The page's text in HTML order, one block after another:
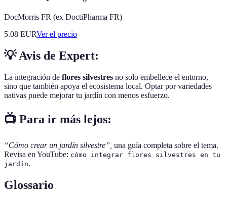
DocMorris FR (ex DoctiPharma FR)
5.08 EURVer el precio
💡 Avis de Expert:
La integración de flores silvestres no solo embellece el entorno,
sino que también apoya el ecosistema local. Optar por variedades
nativas puede mejorar tu jardín con menos esfuerzo.
📺 Para ir más lejos:
“Cómo crear un jardín silvestre”, una guía completa sobre el tema.
Revisa en YouTube: cómo integrar flores silvestres en tu
jardín.
Glossario